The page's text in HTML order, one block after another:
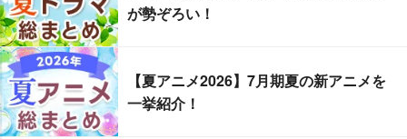
が勢ぞろい！
【夏アニメ2026】7月期夏の新アニメを
一挙紹介！